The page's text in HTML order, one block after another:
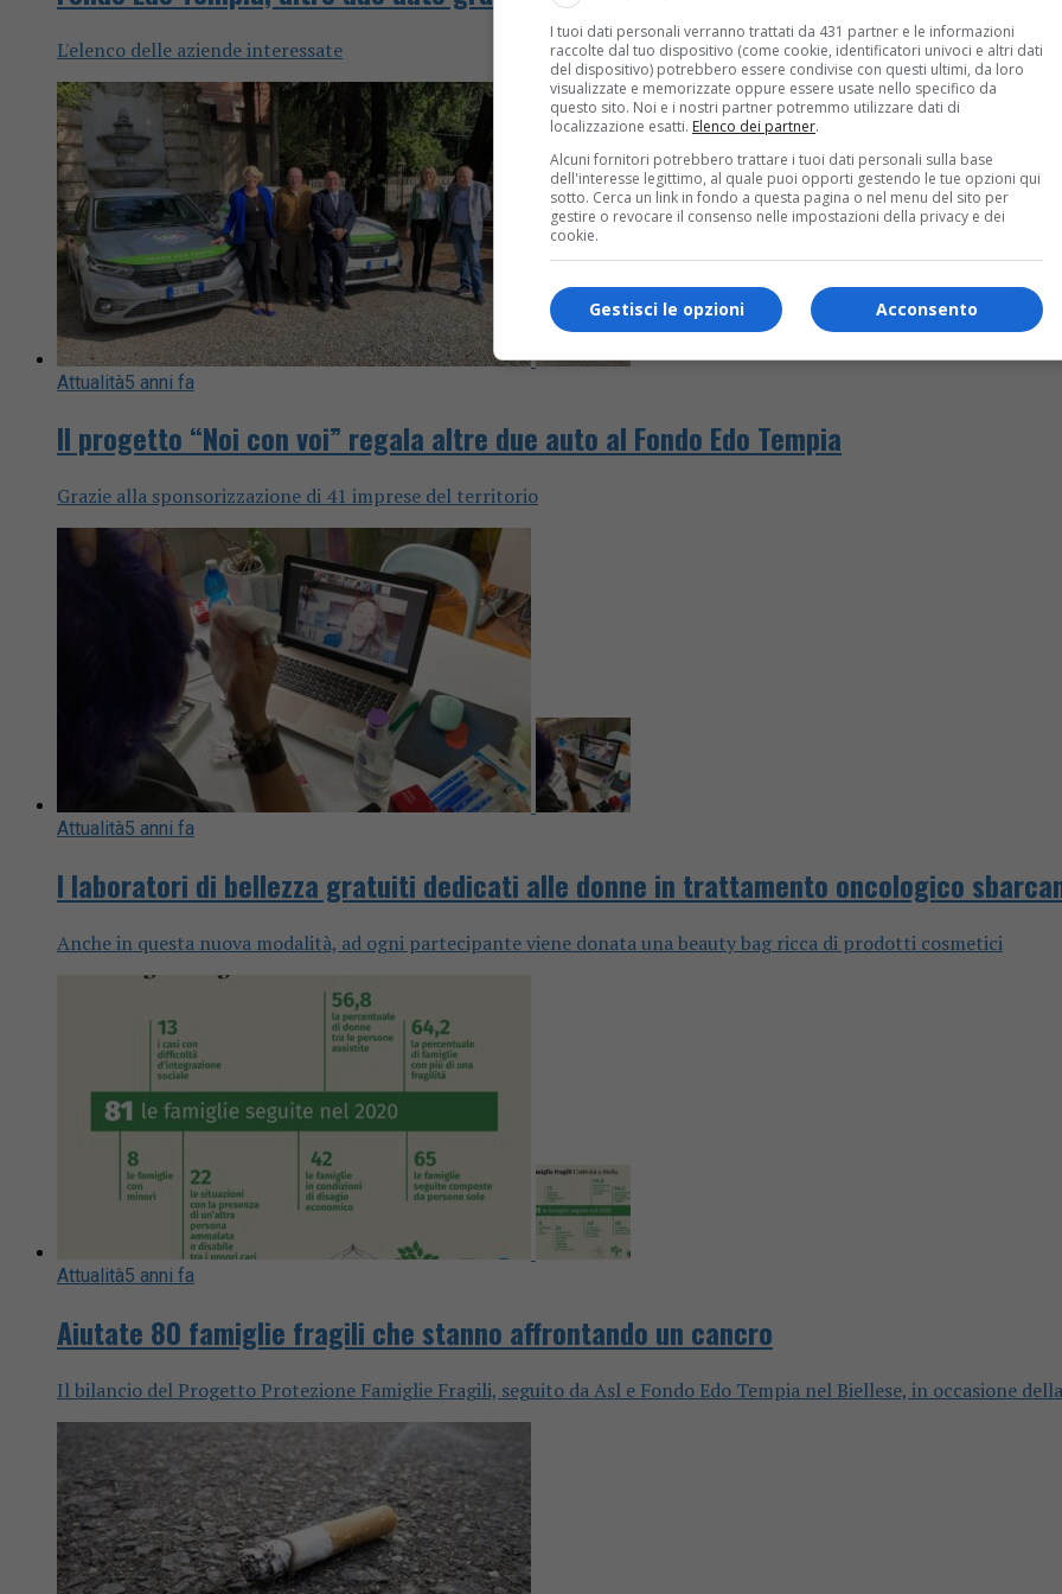
L'elenco delle aziende interessate
Attualità5 anni fa
Il progetto “Noi con voi” regala altre due auto al Fondo Edo Tempia
Grazie alla sponsorizzazione di 41 imprese del territorio
Attualità5 anni fa
I laboratori di bellezza gratuiti dedicati alle donne in trattamento oncologico
Anche in questa nuova modalità, ad ogni partecipante viene donata una beauty bag ricca di prodotti cosmetici
Attualità5 anni fa
Aiutate 80 famiglie fragili che stanno affrontando un cancro
Il bilancio del Progetto Protezione Famiglie Fragili, seguito da Asl e Fondo Edo Tempia nel Biellese, in occasione
I tuoi dati personali verranno trattati da 431 partner e le informazioni
raccolte dal tuo dispositivo (come cookie, identificatori univoci e altri dati
del dispositivo) potrebbero essere condivise con questi ultimi, da loro
visualizzate e memorizzate oppure essere usate nello specifico da
questo sito. Noi e i nostri partner potremmo utilizzare dati di
localizzazione esatti. Elenco dei partner.
Alcuni fornitori potrebbero trattare i tuoi dati personali sulla base
dell'interesse legittimo, al quale puoi opporti gestendo le tue opzioni qui
sotto. Cerca un link in fondo a questa pagina o nel menu del sito per
gestire o revocare il consenso nelle impostazioni della privacy e dei
cookie.
Acconsento
Gestisci le opzioni